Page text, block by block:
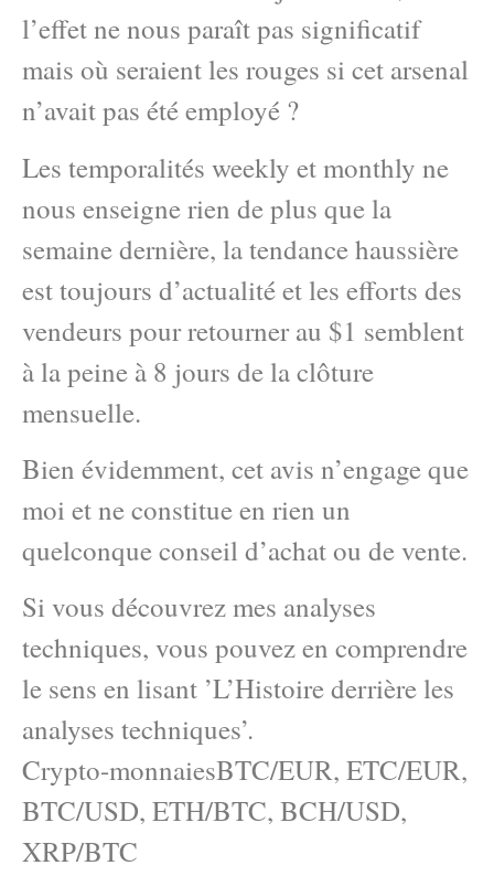
l’effet ne nous paraît pas significatif
mais où seraient les rouges si cet arsenal
n’avait pas été employé ?
Les temporalités weekly et monthly ne
nous enseigne rien de plus que la
semaine dernière, la tendance haussière
est toujours d’actualité et les efforts des
vendeurs pour retourner au $1 semblent
à la peine à 8 jours de la clôture
mensuelle.
Bien évidemment, cet avis n’engage que
moi et ne constitue en rien un
quelconque conseil d’achat ou de vente.
Si vous découvrez mes analyses
techniques, vous pouvez en comprendre
le sens en lisant ’L’Histoire derrière les
analyses techniques’.
Crypto-monnaiesBTC/EUR, ETC/EUR,
BTC/USD, ETH/BTC, BCH/USD,
XRP/BTC